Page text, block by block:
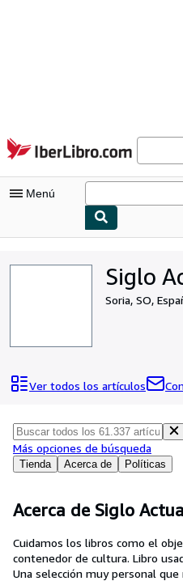
Pasar al contenido principal
IberLibro.com
Menú
Consultar mis pedidos
Libros antiguos
Arte y coleccionismo
Vendedores
Ayuda
Siglo
Soria, SO,
Ver todos los artículos
Tienda Acerca de Políticas
Más opciones de búsqueda
Acerca de Siglo
Cuidamos los libros como el
contenedor de cultura. Libro
Una selección muy personal